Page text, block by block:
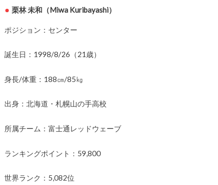
栗林 未和（Miwa Kuribayashi）
ポジション：センター
誕生日：1998/8/26（21歳）
身長/体重：188㎝/85㎏
出身：北海道・札幌山の手高校
所属チーム：富士通レッドウェーブ
ランキングポイント：59,800
世界ランク：5,082位